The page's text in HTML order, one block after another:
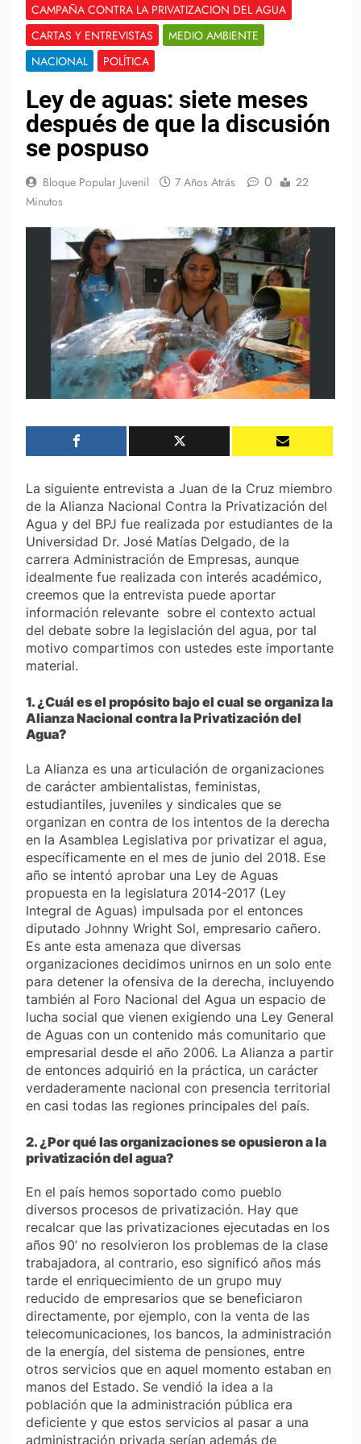
CAMPAÑA CONTRA LA PRIVATIZACION DEL AGUA
CARTAS Y ENTREVISTAS
MEDIO AMBIENTE
NACIONAL
POLÍTICA
Ley de aguas: siete meses
después de que la discusión
se pospuso
Bloque Popular Juvenil 7 Años Atrás 0
22
Minutos
La siguiente entrevista a Juan de la Cruz miembro
de la Alianza Nacional Contra la Privatización del
Agua y del BPJ fue realizada por estudiantes de la
Universidad Dr. José Matías Delgado, de la
carrera Administración de Empresas, aunque
idealmente fue realizada con interés académico,
creemos que la entrevista puede aportar
información relevante sobre el contexto actual
del debate sobre la legislación del agua, por tal
motivo compartimos con ustedes este importante
material.
1. ¿Cuál es el propósito bajo el cual se organiza la
Alianza Nacional contra la Privatización del
Agua?
La Alianza es una articulación de organizaciones
de carácter ambientalistas, feministas,
estudiantiles, juveniles y sindicales que se
organizan en contra de los intentos de la derecha
en la Asamblea Legislativa por privatizar el agua,
específicamente en el mes de junio del 2018. Ese
año se intentó aprobar una Ley de Aguas
propuesta en la legislatura 2014-2017 (Ley
Integral de Aguas) impulsada por el entonces
diputado Johnny Wright Sol, empresario cañero.
Es ante esta amenaza que diversas
organizaciones decidimos unirnos en un solo ente
para detener la ofensiva de la derecha, incluyendo
también al Foro Nacional del Agua un espacio de
lucha social que vienen exigiendo una Ley General
de Aguas con un contenido más comunitario que
empresarial desde el año 2006. La Alianza a partir
de entonces adquirió en la práctica, un carácter
verdaderamente nacional con presencia territorial
en casi todas las regiones principales del país.
2. ¿Por qué las organizaciones se opusieron a la
privatización del agua?
En el país hemos soportado como pueblo
diversos procesos de privatización. Hay que
recalcar que las privatizaciones ejecutadas en los
años 90’ no resolvieron los problemas de la clase
trabajadora, al contrario, eso significó años más
tarde el enriquecimiento de un grupo muy
reducido de empresarios que se beneficiaron
directamente, por ejemplo, con la venta de las
telecomunicaciones, los bancos, la administración
de la energía, del sistema de pensiones, entre
otros servicios que en aquel momento estaban en
manos del Estado. Se vendió la idea a la
población que la administración pública era
deficiente y que estos servicios al pasar a una
administración privada serían además de